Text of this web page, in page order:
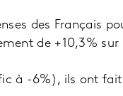
des Français
de +10,3% sur
à -6%), ils ont